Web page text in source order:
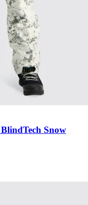
Snow